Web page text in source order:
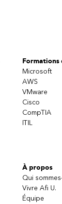
Formations
Microsoft
AWS
VMware
Cisco
CompTIA
ITIL
À propos
Qui
Vivre Afi U.
Équipe